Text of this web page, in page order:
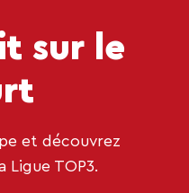
sur le
et découvrez
Ligue TOP3.